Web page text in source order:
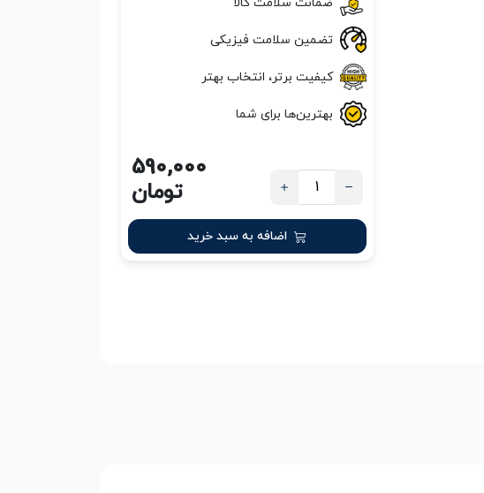
تضمین سلامت فیزیکی
کیفیت برتر، انتخاب بهتر
بهترین‌ها برای شما
590,000
تومان
اضافه به سبد خرید